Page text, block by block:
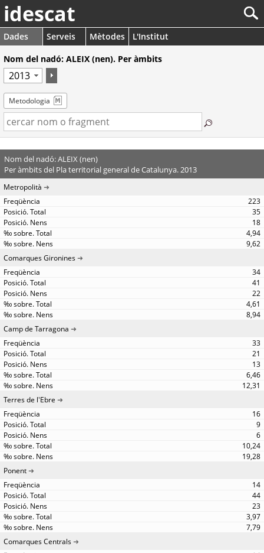
idescat
Dades Serveis Mètodes
L'Institut
Nom del nadó: ALEIX (nen). Per àmbits
Metodologia
Nom del nadó: ALEIX (nen)
Per àmbits del Pla territorial general de Catalunya. 2013
Metropolità
223
35
18
4,94
9,62
Comarques Gironines
34
41
22
4,61
8,94
Camp de Tarragona
33
21
13
6,46
12,31
Terres de l'Ebre
16
9
6
10,24
19,28
Ponent
14
44
23
3,97
7,79
Comarques Centrals